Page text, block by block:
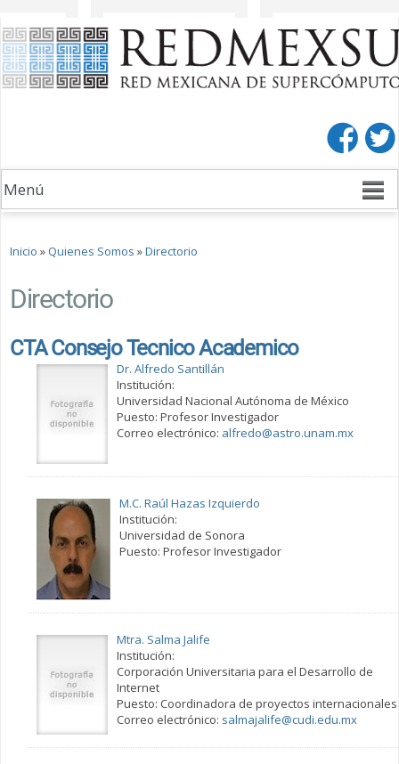
Pasar al
contenido
principal
Pasar a
la barra
lateral
derecha
Se encuentra usted aquí
Inicio »Quienes Somos »Directorio
Directorio
CTA Consejo Tecnico Academico
Dr. Alfredo Santillán
Institución:
Universidad Nacional Autónoma de México
Puesto: Profesor Investigador
Correo electrónico: alfredo@astro.unam.mx
M.C. Raúl Hazas Izquierdo
Institución:
Universidad de Sonora
Puesto: Profesor Investigador
Mtra. Salma Jalife
Institución:
Corporación Universitaria para el Desarrollo de
Internet
Puesto: Coordinadora de proyectos internacionales
Correo electrónico: salmajalife@cudi.edu.mx